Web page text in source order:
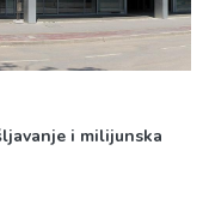
i milijunska